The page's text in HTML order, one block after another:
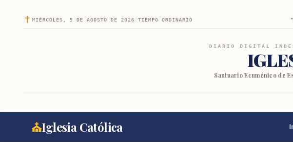
MIÉRCOLES, 5 DE AGOSTO DE 2026 TIEMPO ORDINARIO
DIARIO DIGITAL
Santuario Ecuménico de
⛪Iglesia Católica